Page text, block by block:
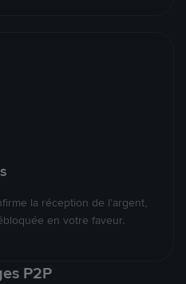
la réception de l’argent,
en votre faveur.
P2P